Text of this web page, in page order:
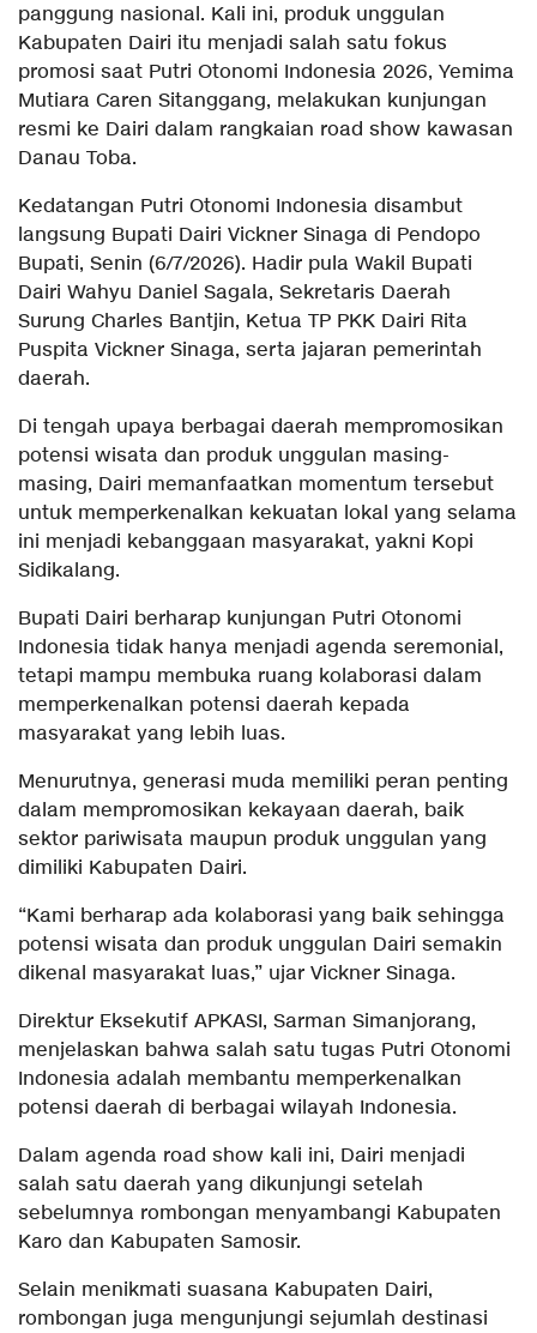
panggung nasional. Kali ini, produk unggulan
Kabupaten Dairi itu menjadi salah satu fokus
promosi saat Putri Otonomi Indonesia 2026, Yemima
Mutiara Caren Sitanggang, melakukan kunjungan
resmi ke Dairi dalam rangkaian road show kawasan
Danau Toba.
Kedatangan Putri Otonomi Indonesia disambut
langsung Bupati Dairi Vickner Sinaga di Pendopo
Bupati, Senin (6/7/2026). Hadir pula Wakil Bupati
Dairi Wahyu Daniel Sagala, Sekretaris Daerah
Surung Charles Bantjin, Ketua TP PKK Dairi Rita
Puspita Vickner Sinaga, serta jajaran pemerintah
daerah.
Di tengah upaya berbagai daerah mempromosikan
potensi wisata dan produk unggulan masing-
masing, Dairi memanfaatkan momentum tersebut
untuk memperkenalkan kekuatan lokal yang selama
ini menjadi kebanggaan masyarakat, yakni Kopi
Sidikalang.
Bupati Dairi berharap kunjungan Putri Otonomi
Indonesia tidak hanya menjadi agenda seremonial,
tetapi mampu membuka ruang kolaborasi dalam
memperkenalkan potensi daerah kepada
masyarakat yang lebih luas.
Menurutnya, generasi muda memiliki peran penting
dalam mempromosikan kekayaan daerah, baik
sektor pariwisata maupun produk unggulan yang
dimiliki Kabupaten Dairi.
“Kami berharap ada kolaborasi yang baik sehingga
potensi wisata dan produk unggulan Dairi semakin
dikenal masyarakat luas,” ujar Vickner Sinaga.
Direktur Eksekutif APKASI, Sarman Simanjorang,
menjelaskan bahwa salah satu tugas Putri Otonomi
Indonesia adalah membantu memperkenalkan
potensi daerah di berbagai wilayah Indonesia.
Dalam agenda road show kali ini, Dairi menjadi
salah satu daerah yang dikunjungi setelah
sebelumnya rombongan menyambangi Kabupaten
Karo dan Kabupaten Samosir.
Selain menikmati suasana Kabupaten Dairi,
rombongan juga mengunjungi sejumlah destinasi